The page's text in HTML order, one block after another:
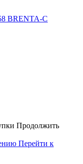
BRENTA-C
Продолжить
Перейти к